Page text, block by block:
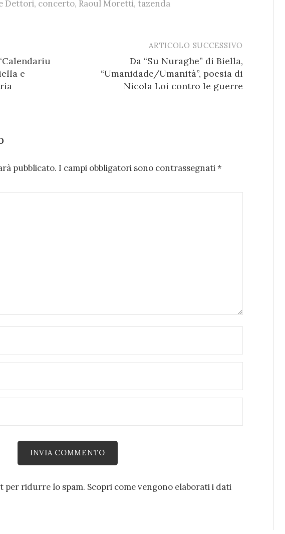
Dettori, concerto, Raoul Moretti, tazenda
e
ARTICOLO SUCCESSIVO
Da “Su Nuraghe” di Biella,
“Umanidade/Umanità”, poesia di
Nicola Loi contro le guerre
pubblicato. I campi obbligatori sono contrassegnati*
per ridurre lo spam. Scopri come vengono elaborati i dati